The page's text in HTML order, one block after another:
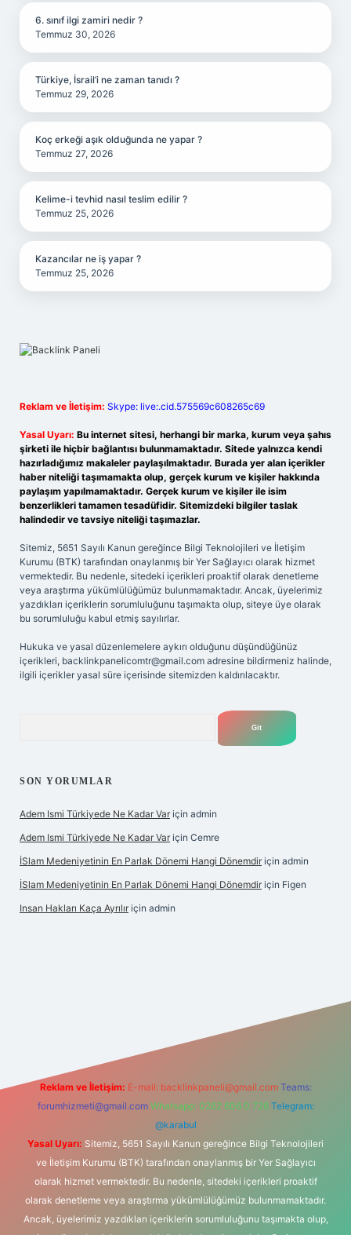
6. sınıf ilgi zamiri nedir ?
Temmuz 30, 2026
Türkiye, İsrail’i ne zaman tanıdı ?
Temmuz 29, 2026
Koç erkeği aşık olduğunda ne yapar ?
Temmuz 27, 2026
Kelime-i tevhid nasıl teslim edilir ?
Temmuz 25, 2026
Kazancılar ne iş yapar ?
Temmuz 25, 2026
Reklam ve İletişim: Skype: live:.cid.575569c608265c69
Yasal Uyarı: Bu internet sitesi, herhangi bir marka, kurum veya şahıs
şirketi ile hiçbir bağlantısı bulunmamaktadır. Sitede yalnızca kendi
hazırladığımız makaleler paylaşılmaktadır. Burada yer alan içerikler
haber niteliği taşımamakta olup, gerçek kurum ve kişiler hakkında
paylaşım yapılmamaktadır. Gerçek kurum ve kişiler ile isim
benzerlikleri tamamen tesadüfidir. Sitemizdeki bilgiler taslak
halindedir ve tavsiye niteliği taşımazlar.
Sitemiz, 5651 Sayılı Kanun gereğince Bilgi Teknolojileri ve İletişim
Kurumu (BTK) tarafından onaylanmış bir Yer Sağlayıcı olarak hizmet
vermektedir. Bu nedenle, sitedeki içerikleri proaktif olarak denetleme
veya araştırma yükümlülüğümüz bulunmamaktadır. Ancak, üyelerimiz
yazdıkları içeriklerin sorumluluğunu taşımakta olup, siteye üye olarak
bu sorumluluğu kabul etmiş sayılırlar.
Hukuka ve yasal düzenlemelere aykırı olduğunu düşündüğünüz
içerikleri, backlinkpanelicomtr@gmail.com adresine bildirmeniz halinde,
ilgili içerikler yasal süre içerisinde sitemizden kaldırılacaktır.
SON YORUMLAR
Adem Ismi Türkiyede Ne Kadar Var için admin
Adem Ismi Türkiyede Ne Kadar Var için Cemre
İSlam Medeniyetinin En Parlak Dönemi Hangi Dönemdir için admin
İSlam Medeniyetinin En Parlak Dönemi Hangi Dönemdir için Figen
Insan Hakları Kaça Ayrılır için admin
Reklam ve İletişim: E-mail: backlinkpaneli@gmail.com Teams:
forumhizmeti@gmail.com Whatsapp: 0262 606 0 726 Telegram:
@karabul
Yasal Uyarı: Sitemiz, 5651 Sayılı Kanun gereğince Bilgi Teknolojileri
ve İletişim Kurumu (BTK) tarafından onaylanmış bir Yer Sağlayıcı
olarak hizmet vermektedir. Bu nedenle, sitedeki içerikleri proaktif
olarak denetleme veya araştırma yükümlülüğümüz bulunmamaktadır.
Ancak, üyelerimiz yazdıkları içeriklerin sorumluluğunu taşımakta olup,